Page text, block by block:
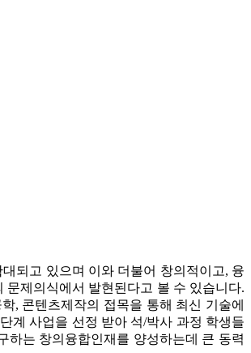
되고 있으며 이와 더불어 창의적이고, 융
제의식에서 발현된다고 볼 수 있습니다.
, 콘텐츠제작의 접목을 통해 최신 기술에
계 사업을 선정 받아 석/박사 과정 학생들
하는 창의융합인재를 양성하는데 큰 동력